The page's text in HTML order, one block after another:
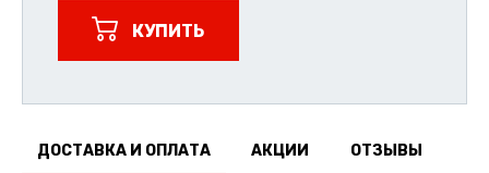
КУПИТЬ
ДОСТАВКА И ОПЛАТА АКЦИИ ОТЗЫВЫ